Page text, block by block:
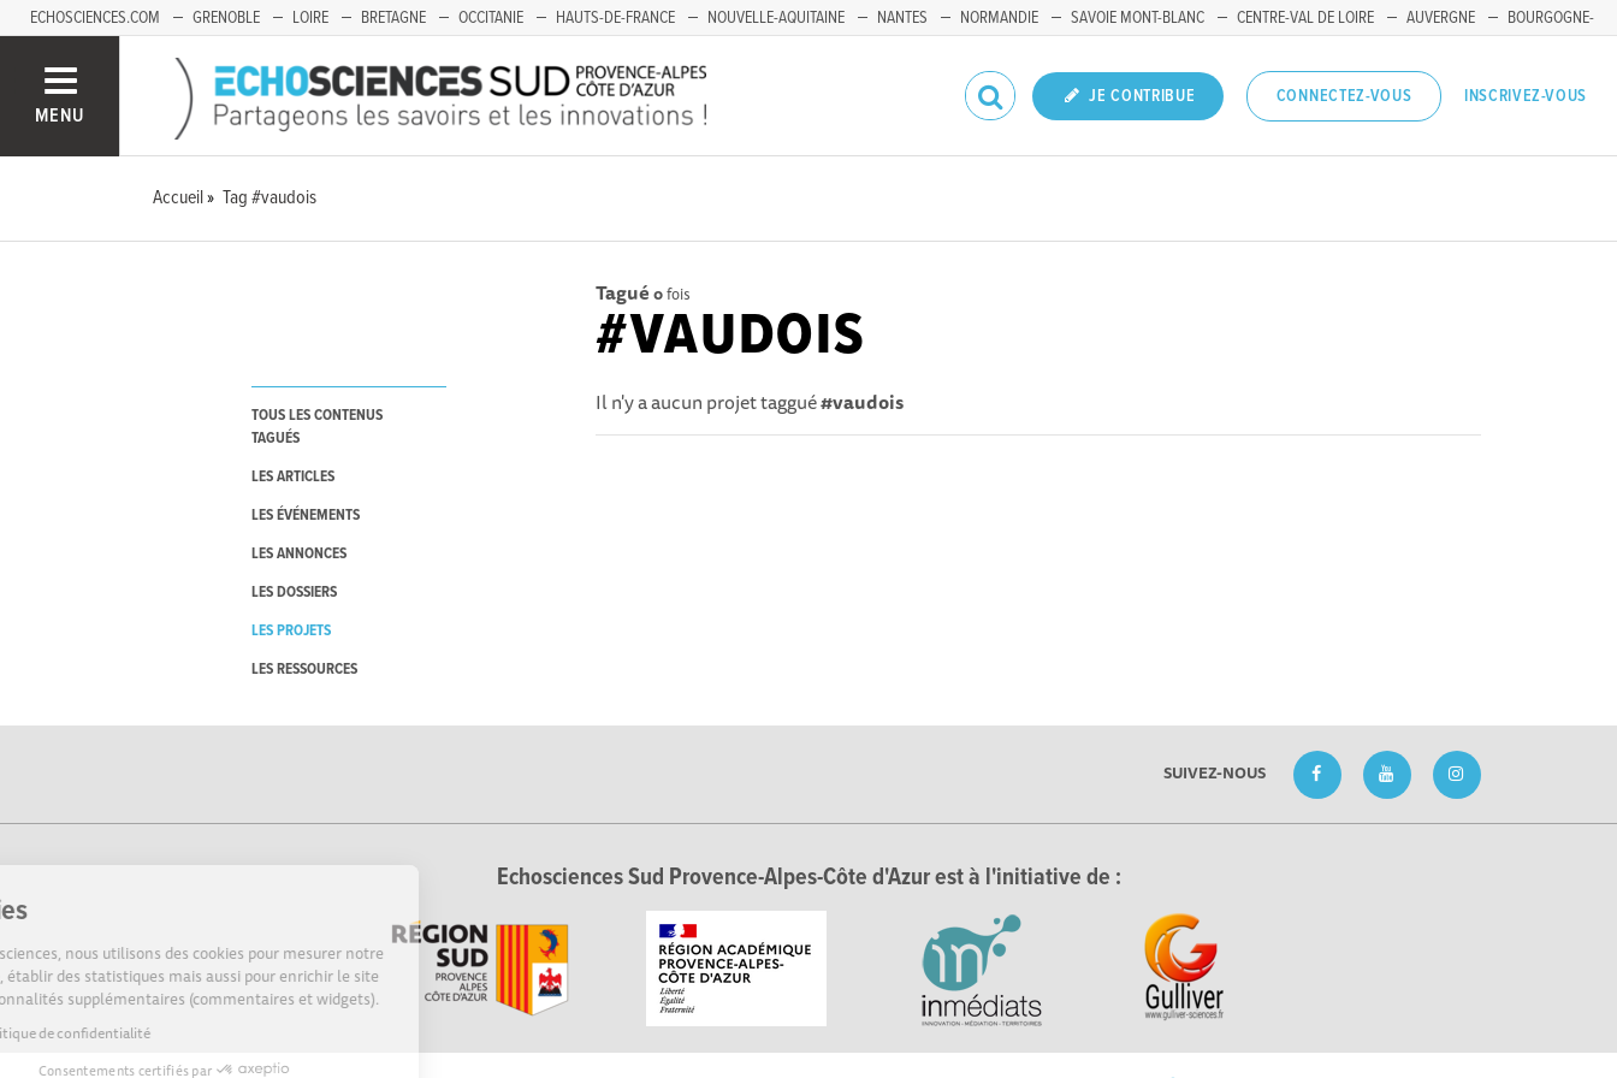
Sur Echosciences, nous utilisons des cookies pour mesurer notre
audience, établir des statistiques mais aussi pour enrichir le site
de fonctionnalités supplémentaires (commentaires et widgets).
Lire la politique de confidentialité
Consentements certifiés par
ECHOSCIENCES.COM GRENOBLE LOIRE BRETAGNE OCCITANIE HAUTS-DE-FRANCE NOUVELLE-AQUITAINE NANTES NORMANDIE SAVOIE MONT-BLANC CENTRE-VAL DE LOIRE AUVERGNE
BOURGOGNE-
MENU
JE CONTRIBUE CONNECTEZ-VOUS INSCRIVEZ-VOUS
Accueil Tag #vaudois
TOUS LES CONTENUS
TAGUÉS
LES ARTICLES
LES ÉVÉNEMENTS
LES ANNONCES
LES DOSSIERS
LES PROJETS
LES RESSOURCES
Tagué 0fois
#VAUDOIS
Il n'y a aucun projet taggué#vaudois
SUIVEZ-NOUS
Echosciences Sud Provence-Alpes-Côte d'Azur est à l'initiative de :